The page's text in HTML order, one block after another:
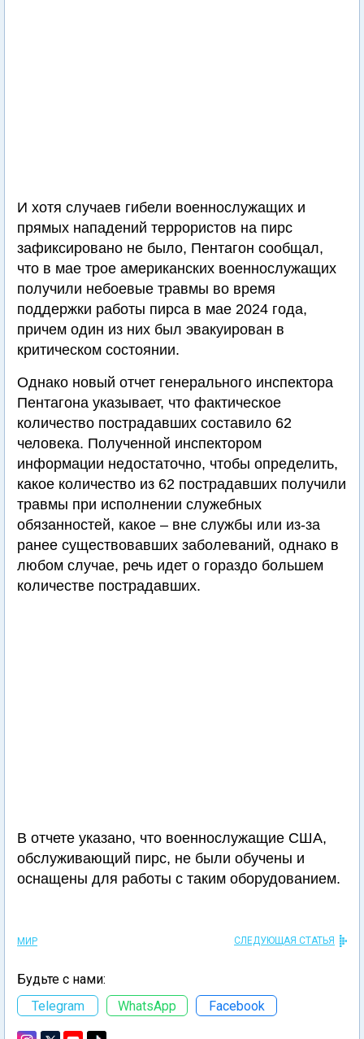
И хотя случаев гибели военнослужащих и
прямых нападений террористов на пирс
зафиксировано не было, Пентагон сообщал,
что в мае трое американских военнослужащих
получили небоевые травмы во время
поддержки работы пирса в мае 2024 года,
причем один из них был эвакуирован в
критическом состоянии.
Однако новый отчет генерального инспектора
Пентагона указывает, что фактическое
количество пострадавших составило 62
человека. Полученной инспектором
информации недостаточно, чтобы определить,
какое количество из 62 пострадавших получили
травмы при исполнении служебных
обязанностей, какое – вне службы или из-за
ранее существовавших заболеваний, однако в
любом случае, речь идет о гораздо большем
количестве пострадавших.
В отчете указано, что военнослужащие США,
обслуживающий пирс, не были обучены и
оснащены для работы с таким оборудованием.
МИР СЛЕДУЮЩАЯ СТАТЬЯ
Будьте с нами:
Telegram
WhatsApp Facebook